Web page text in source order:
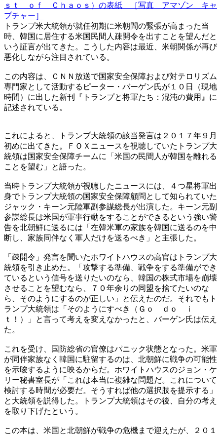
ｓｔ ｏｆ Ｃｈａｏｓ）の表紙 ［写真 アマゾン キャ
プチャー］
トランプ米大統領が就任初期に米朝間の緊張が高まった当
時、韓国に居住する米国民間人疎開令を出すことを望んだと
いう証言が出てきた。こうした内容は最近、米朝関係が再び
悪化しながら注目されている。
この内容は、ＣＮＮ放送で国家安全保障および対テロリズム
専門家として活動するピーター・バーゲン氏が１０日（現地
時間）に出した新刊『トランプと将軍たち：混沌の費用』に
記述されている。
これによると、トランプ大統領の該当発言は２０１７年９月
初めに出てきた。ＦＯＸニュースを視聴していたトランプ大
統領は国家安全保障チームに「米国の民間人が韓国を離れる
ことを望む」と語った。
当時トランプ大統領が視聴したニュースには、４つ星将軍出
身でトランプ大統領の国家安全保障顧問として知られていた
ジャック・キーン元陸軍副参謀総長が出演した。キーン元副
参謀総長は米国が軍事行動をすることができるという強い警
告を北朝鮮に送るには「在韓米軍の家族を韓国に送るのを中
断し、家族同伴なく軍人だけを送るべき」と主張した。
「疎開令」発言を聞いたホワイトハウスの高官はトランプ大
統領を引き止めた。「攻撃する準備、戦争をする準備ができ
ているという信号を送りたいのなら、韓国の株式市場を崩壊
させることを望むなら、７０年余りの同盟を捨てたいのな
ら、そのようにするのが正しい」と伝えたのだ。それでもト
ランプ大統領は「そのようにすべき（Ｇｏ ｄｏ ｉ
ｔ！）」と言って考えを変えなかったと、バーゲン氏は伝え
た。
これを受け、国防総省の官僚はパニック状態となった。米軍
が同伴家族なく韓国に駐留するのは、北朝鮮に戦争の可能性
を示唆するように映るからだ。ホワイトハウスのジョン・ケ
リー秘書室長が「これは本当に複雑な問題だ。これについて
検討する時間が必要だ。そうすれば他の選択肢を提示する」
と大統領を説得した。トランプ大統領はその後、自分の考え
を取り下げたという。
この本は、米国と北朝鮮が戦争の危機まで迎えたが、２０１